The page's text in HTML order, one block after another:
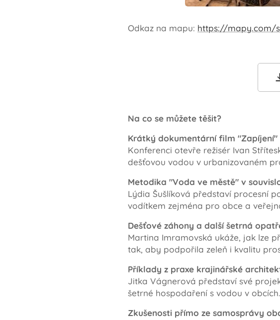
Odkaz na mapu: https://mapy.com/
Na co se můžete těšit?
Krátký dokumentární film "Zapíjení"
Konferenci otevře režisér Ivan
dešťovou vodou v urbanizovaném
Metodika "Voda ve městě" v
Lýdia Šušlíková představí procesní
vodítkem zejména pro obce a
Dešťové záhony a další šetrná
Martina Imramovská ukáže, jak lze
tak, aby podpořila zeleň i kvalitu
Příklady z praxe krajinářské
Jitka Vágnerová představí své
šetrné hospodaření s vodou v obcích.
Zkušenosti přímo ze samosprávy